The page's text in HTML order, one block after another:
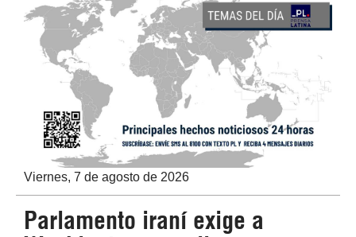
Viernes, 7 de agosto de 2026
Parlamento iraní exige a